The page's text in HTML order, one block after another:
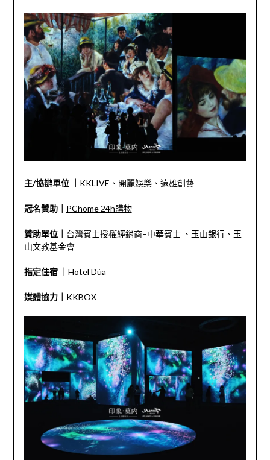
主/協辦單位 ｜ KKLIVE 、 開麗娛樂、 遠雄創藝
冠名贊助｜ PChome 24h購物
贊助單位｜ 台灣賓士授權經銷商–中華賓士 、 玉山銀行、玉
山文教基金會
指定住宿 ｜ Hotel Dùa
媒體協力｜ KKBOX